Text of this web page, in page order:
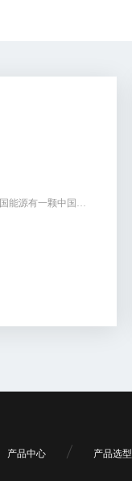
能源有一颗中国心
产品中心 产品选型